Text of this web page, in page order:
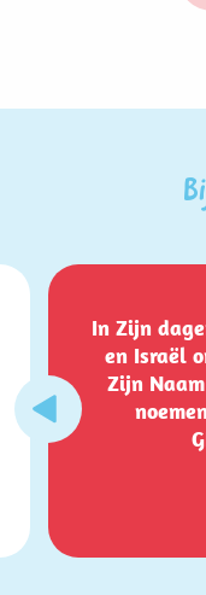
In Zijn
en Israël
Zijn